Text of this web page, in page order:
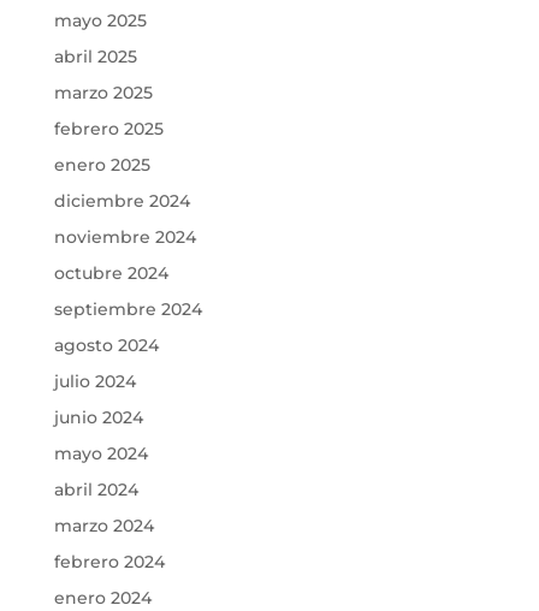
mayo 2025
abril 2025
marzo 2025
febrero 2025
enero 2025
diciembre 2024
noviembre 2024
octubre 2024
septiembre 2024
agosto 2024
julio 2024
junio 2024
mayo 2024
abril 2024
marzo 2024
febrero 2024
enero 2024